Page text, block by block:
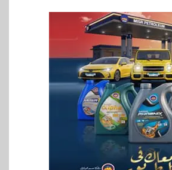
اقتصاد
إي اف چي فاينانس تستعرض
خطط نمو «بلد» لتعزيز حضورها
في سوق تحويلات المصريين
بالخارج
اخبار
بيان توضيحي صادر عن شركة
ناتجاس